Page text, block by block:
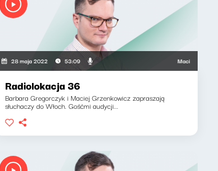
Gregorczyk
28 maja 2022 53:09 Maciej
Radiolokacja 36
Barbara Gregorczyk i Maciej Grzenkowicz zapraszają
słuchaczy do Włoch. Gośćmi audycji...